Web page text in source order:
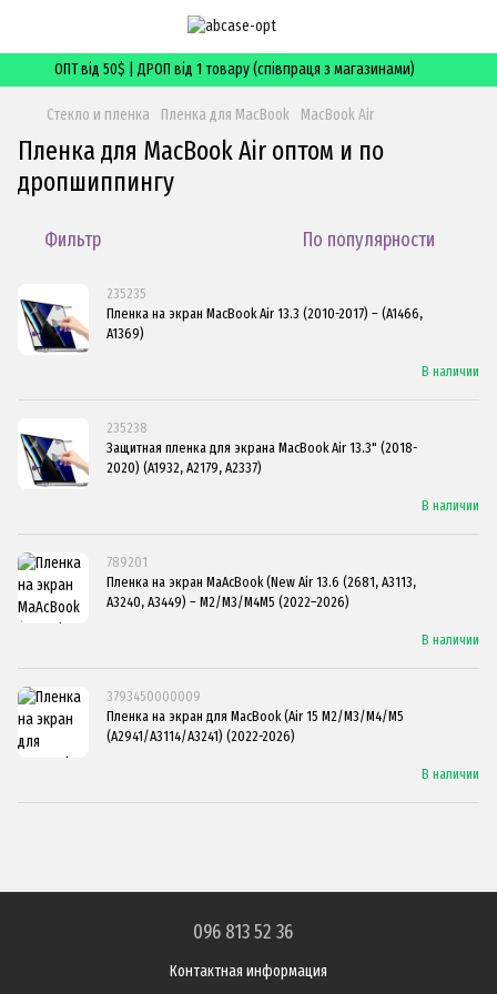
ОПТ від 50$ | ДРОП від 1 товару (співпраця з магазинами)
Стекло и пленка Пленка для MacBook MacBook Air
Пленка для MacBook Air оптом и по
дропшиппингу
Фильтр По популярности
235235
Пленка на экран MacBook Air 13.3 (2010-2017) – (A1466,
A1369)
В наличии
235238
Защитная пленка для экрана MacBook Air 13.3" (2018-
2020) (A1932, A2179, A2337)
В наличии
789201
Пленка на экран MaAcBook (New Air 13.6 (2681, A3113,
A3240, A3449) – M2/M3/M4М5 (2022–2026)
В наличии
3793450000009
Пленка на экран для MacBook (Air 15 M2/M3/M4/М5
(A2941/A3114/A3241) (2022-2026)
В наличии
096 813 52 36
Контактная информация